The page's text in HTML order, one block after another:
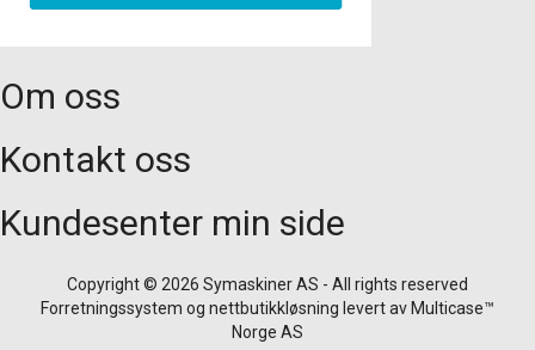
Om oss
Kontakt oss
Kundesenter min side
Copyright © 2026 Symaskiner AS - All rights reserved
Forretningssystem og nettbutikkløsning levert av Multicase™
Norge AS